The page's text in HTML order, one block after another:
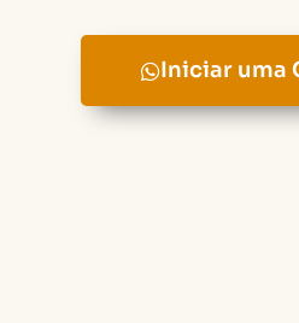
Iniciar uma